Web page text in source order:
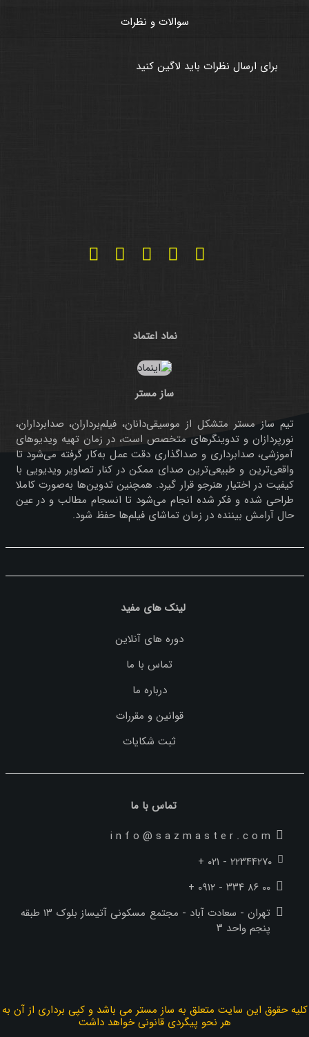
سوالات و نظرات
برای ارسال نظرات باید لاگین کنید
نماد اعتماد
ساز مستر
تیم ساز مستر متشکل از موسیقی‌دانان، فیلم‌برداران، صدابرداران،
نورپردازان و تدوینگرهای متخصص است، در زمان تهیه ویدیوهای
آموزشی، صدابرداری و صداگذاری دقت عمل به‌کار گرفته می‌شود تا
واقعی‌ترین و طبیعی‌ترین صدای ممکن در کنار تصاویر ویدیویی با
کیفیت در اختیار هنرجو قرار گیرد. همچنین تدوین‌ها به‌صورت کاملا
طراحی شده و فکر شده انجام می‌شود تا انسجام مطالب و در عین
حال آرامش بیننده در زمان تماشای فیلم‌ها حفظ شود.
لینک های مفید
دوره های آنلاین
تماس با ما
درباره ما
قوانین و مقررات
ثبت شکایات
تماس با ما
i n f o @ s a z m a s t e r . c o m
+ ۰۲۱ - ۲۲۳۴۴۲۷۰
+ ۰۹۱۲ - ۳۳۴ ۸۶ ۰۰
تهران - سعادت آباد - مجتمع مسکونی آتیساز بلوک ۱۳ طبقه
پنجم واحد ۳
کليه حقوق اين سایت متعلق به ساز مستر می باشد و کپی برداری از آن به
هر نحو پیگردی قانونی خواهد داشت